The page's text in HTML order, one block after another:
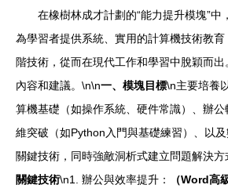
在橡樹林成才計劃的“能力提升模塊”中
為學習者提供系統、實用的計算機技術教
階技術，從而在現代工作和學習中脫穎而
內容和建議。\n\n一、模塊目標\n主要培養
算機基礎（如操作系統、硬件常識）、辦
維突破（如Python入門與基礎練習）、以
關鍵技術，同時強敵洞析式建立問題解決方
關鍵技術\n1. 辦公與效率提升：
（Word高